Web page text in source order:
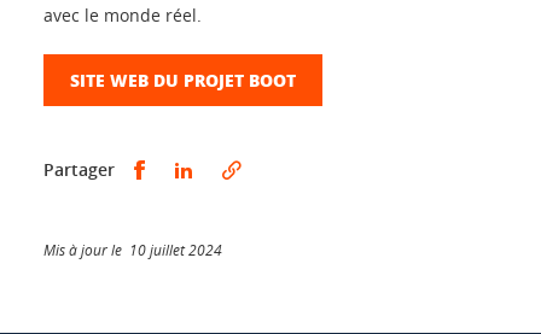
avec le monde réel.
SITE WEB DU PROJET BOOT
Partager Partager sur Facebook
Partager sur LinkedIn
Mis à jour le 10 juillet 2024